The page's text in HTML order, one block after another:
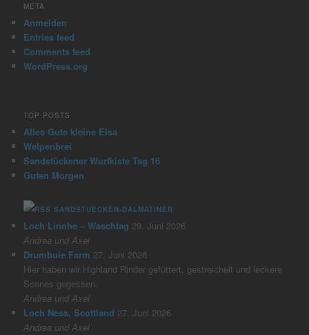
META
Anmelden
Entries feed
Comments feed
WordPress.org
TOP POSTS
Alles Gute kleine Elsa
Welpenbrei
Sandstückener Wurfkiste Tag 16
Guten Morgen
SANDSTUECKEN-DALMATINER
Loch Linnhe – Waschtag 29. Juni 2026
Andrea und Axel
Drumbuie Farm 27. Juni 2026
Hier haben wir Highland Rinder gefüttert, gestreichelt und leckere
Scones gegessen.
Andrea und Axel
Loch Ness, Scottland 27. Juni 2026
Andrea und Axel